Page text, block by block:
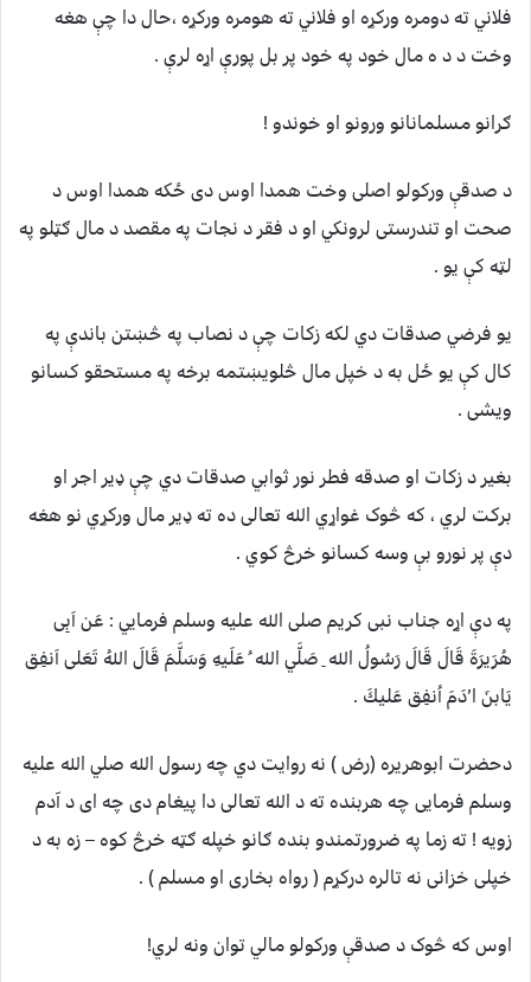
فلاني ته دومره ورکړه او فلاني ته هومره ورکړه ،حال دا چې هغه
وخت د د ه مال خود په خود پر بل پورې اړه لرې .
ګرانو مسلمانانو ورونو او خوندو !
د صدقې ورکولو اصلی وخت همدا اوس دی ځکه همدا اوس د
صحت او تندرستی لرونکي او د فقر د نجات په مقصد د مال ګټلو په
لټه کې يو .
يو فرضي صدقات دي لکه زکات چې د نصاب په څښتن باندې په
کال کې يو ځل به د خپل مال څلويښتمه برخه په مستحقو کسانو
ويشی .
بغير د زکات او صدقه فطر نور ثوابي صدقات دي چې ډير اجر او
برکت لري ، که څوک غواړي الله تعالی ده ته ډير مال ورکړي نو هغه
دې پر نورو بې وسه کسانو خرڅ کوي .
په دې اړه جناب نبی کريم صلی الله عليه وسلم فرمايي : عَن اَبِی
هُرَيرَةَ قَالَ قَالَ رَسُولُ الله ِ صَلَّي الله ُ عَلَيهِ وَسَلَّمَ قَالَ اللهُ تَعَلی اَنفِق
يَابنَ ا’دَمَ اُنفِق عَليكَ .
دحضرت ابوهريره (رض ) نه روايت دي چه رسول الله صلي الله عليه
وسلم فرمايی چه هربنده ته د الله تعالی دا پيغام دی چه ای د آدم
زويه ! ته زما په ضرورتمندو بنده ګانو خپله ګټه خرڅ کوه – زه به د
خپلی خزانی نه تالره درکړم ( رواه بخاری او مسلم ) .
اوس که څوک د صدقې ورکولو مالي توان ونه لري!